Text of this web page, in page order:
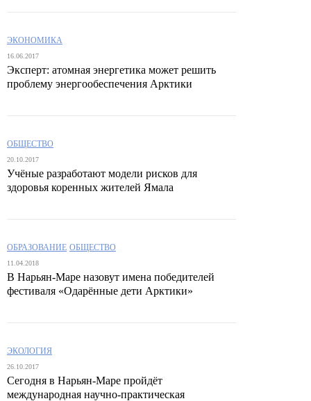
ЭКОНОМИКА
16.06.2017
Эксперт: атомная энергетика может решить
проблему энергообеспечения Арктики
ОБЩЕСТВО
20.10.2017
Учёные разработают модели рисков для
здоровья коренных жителей Ямала
ОБРАЗОВАНИЕ ОБЩЕСТВО
11.04.2018
В Нарьян-Маре назовут имена победителей
фестиваля «Одарённые дети Арктики»
ЭКОЛОГИЯ
26.10.2017
Сегодня в Нарьян-Маре пройдёт
международная научно-практическая